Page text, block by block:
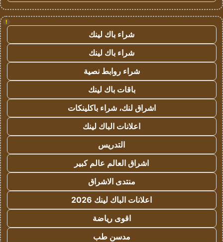
!
شراء باك لينك
شراء باك لينك
شراء روابط نصية
باقات باك لينك
اشراق لنك، شراء باكلينكات
اعلانات الباك لينك
التدريس
اشراق العالم عالم كبير
منتدى الاشراق
اعلانات الباك لينك 2026
اقوى رياضة
مدسن طب